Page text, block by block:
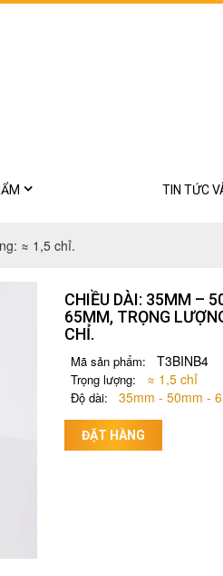
TIN TỨC
≈ 1,5 chỉ.
CHIỀU DÀI: 35MM –
65MM, TRỌNG
CHỈ.
Mã sản phẩm: T3BINB4
Trọng lượng: ≈ 1,5 chỉ
Độ dài: 35mm - 50mm -
ĐẶT HÀNG